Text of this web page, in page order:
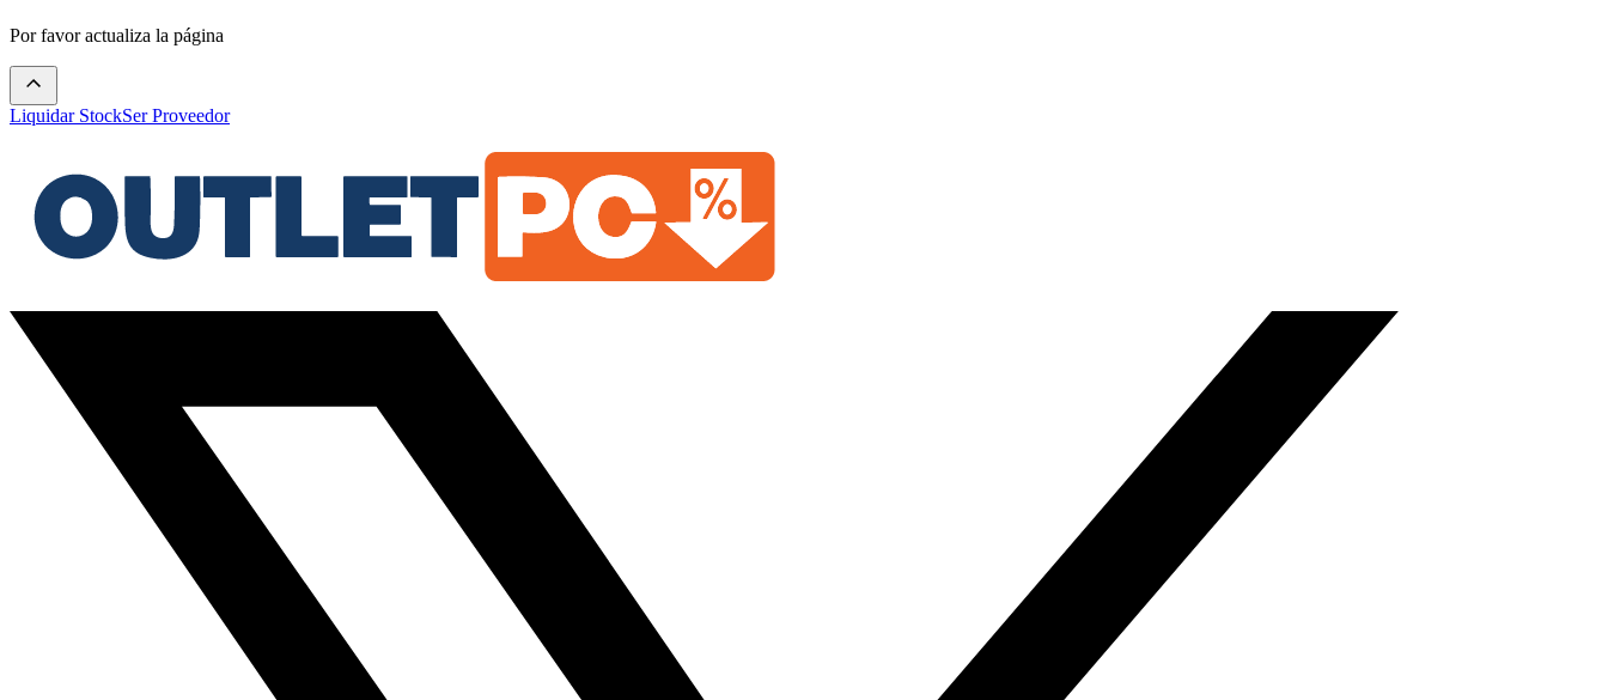
Por favor actualiza la página
Liquidar StockSer Proveedor